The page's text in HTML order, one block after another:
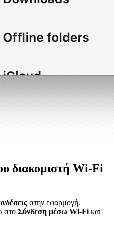
διακομιστή Wi-Fi
στην εφαρμογή.
στο Σύνδεση μέσω Wi-Fiκαι